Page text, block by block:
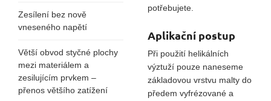
Zesílení bez nově
vneseného napětí
Větší obvod styčné plochy
mezi materiálem a
zesilujícím prvkem –
přenos většího zatížení
potřebujete.
Aplikační postup
Při použití helikálních
výztuží pouze naneseme
základovou vrstvu malty do
předem vyfrézované a